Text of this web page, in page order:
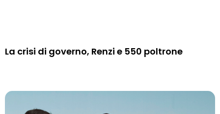
La crisi di governo, Renzi e 550 poltrone